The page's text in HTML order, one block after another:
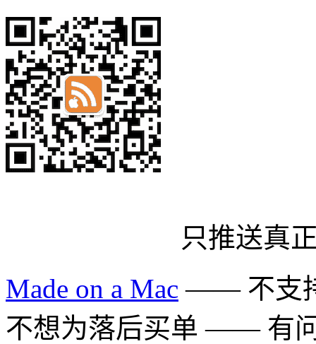
只推送真
Made on a Mac —— 不支
不想为落后买单 —— 有